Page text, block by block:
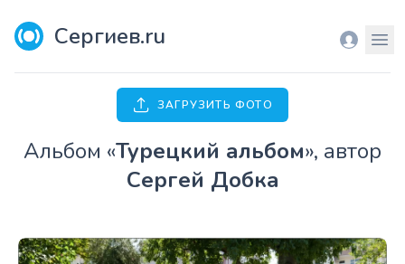
Сергиев.ru Вход
ЗАГРУЗИТЬ ФОТО
Aльбом «Турецкий альбом», автор
Сергей Добка